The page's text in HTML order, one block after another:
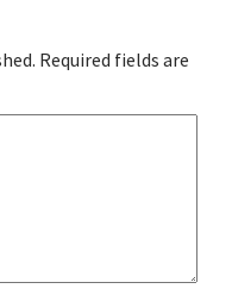
Required fields are